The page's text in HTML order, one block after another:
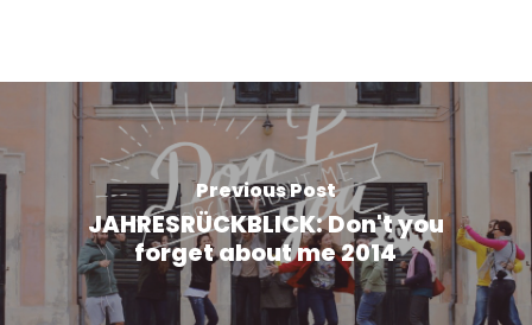
Previous Post
JAHRESRÜCKBLICK: Don't you
forget about me 2014